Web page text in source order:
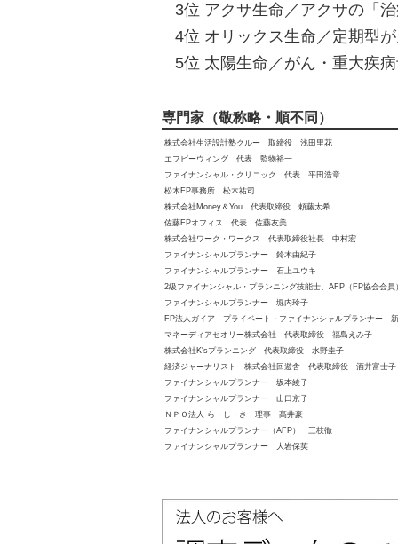
3位 アクサ生命／アクサの「
4位 オリックス生命／定期型
5位 太陽生命／がん・重大疾
専門家（敬称略・順不同）
株式会社生活設計塾クルー 取締役 浅田里花
エフピーウィング 代表 監物裕一
ファイナンシャル・クリニック 代表 平田浩章
松木FP事務所 松木祐司
株式会社Money＆You 代表取締役 頼藤太希
佐藤FPオフィス 代表 佐藤友美
株式会社ワーク・ワークス 代表取締役社長 中村宏
ファイナンシャルプランナー 鈴木由紀子
ファイナンシャルプランナー 石上ユウキ
2級ファイナンシャル・プランニング技能士、AFP（FP協会会
ファイナンシャルプランナー 堀内玲子
FP法人ガイア プライベート・ファイナンシャルプランナー
マネーディアセオリー株式会社 代表取締役 福島えみ子
株式会社K'sプランニング 代表取締役 水野圭子
経済ジャーナリスト 株式会社回遊舎 代表取締役 酒井富士子
ファイナンシャルプランナー 坂本綾子
ファイナンシャルプランナー 山口京子
ＮＰＯ法人 ら・し・さ 理事 髙井豪
ファイナンシャルプランナー（AFP） 三枝徹
ファイナンシャルプランナー 大岩保英